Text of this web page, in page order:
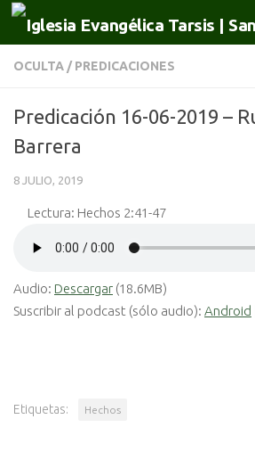
Saltar al contenido
OCULTA / PREDICACIONES
Predicación 16-06-2019 –
Barrera
8 JULIO, 2019
Lectura: Hechos 2:41-47
Audio: Descargar (18.6MB)
Suscribir al podcast (sólo audio): Android
Etiquetas: Hechos